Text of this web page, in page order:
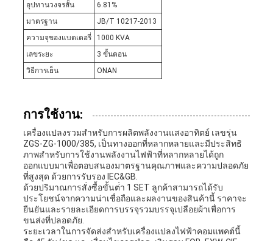
อุปทานวงจรสั้น
6.81%
มาตรฐาน
JB/T 10217-2013
ความจุของแบตเตอรี่
1000 KVA
เลขระยะ
3 ขั้นตอน
วิธีการเย็น
ONAN
การใช้งาน:
เครื่องแปลงรวมสําหรับการผลิตพลังงานแสงอาทิตย์ เลขรุ่น
ZGS-ZG-1000/385, เป็นทางออกที่หลากหลายและมีประสิทธิ
ภาพสําหรับการใช้งานพลังงานไฟฟ้าที่หลากหลายได้ถูก
ออกแบบมาเพื่อตอบสนองมาตรฐานคุณภาพและความปลอดภัย
ที่สูงสุด ด้วยการรับรอง IEC&GB.
ด้วยปริมาณการสั่งซื้อขั้นต่ํา 1 SET ลูกค้าสามารถได้รับ
ประโยชน์จากความน่าเชื่อถือและผลงานของสินค้านี้ ราคาจะ
ยืนยันและรายละเอียดการบรรจุรวมบรรจุเปลือยผ้าเพื่อการ
ขนส่งที่ปลอดภัย.
ระยะเวลาในการจัดส่งสําหรับเครื่องแปลงไฟฟ้าคอมแพคต์นี้